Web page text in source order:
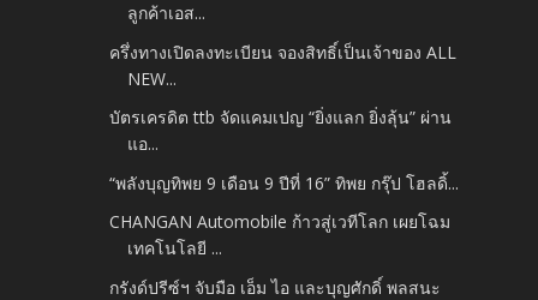
ลูกค้าเอส...
ครึ่งทางเปิดลงทะเบียน จองสิทธิ์เป็นเจ้าของ ALL
NEW...
บัตรเครดิต ttb จัดแคมเปญ “ยิ่งแลก ยิ่งลุ้น” ผ่าน
แอ...
“พลังบุญทิพย 9 เดือน 9 ปีที่ 16” ทิพย กรุ๊ป โฮลดิ้...
CHANGAN Automobile ก้าวสู่เวทีโลก เผยโฉม
เทคโนโลยี ...
กรังด์ปรีซ์ฯ จับมือ เอ็ม ไอ และบุญศักดิ์ พลสนะ